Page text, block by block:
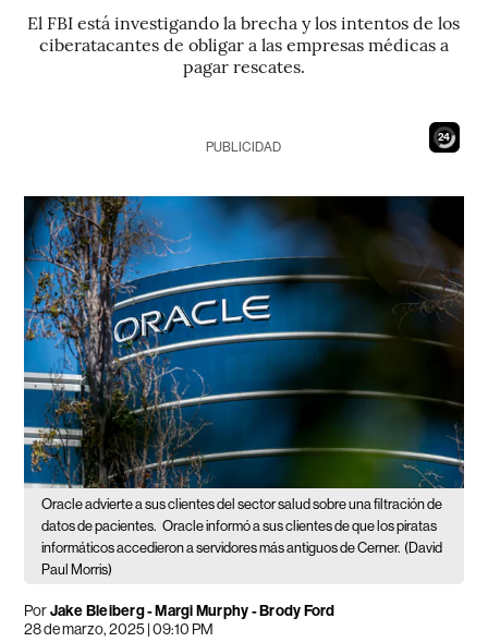
El FBI está investigando la brecha y los intentos de los
ciberatacantes de obligar a las empresas médicas a
pagar rescates.
23
PUBLICIDAD
Oracle advierte a sus clientes del sector salud sobre una filtración de
datos de pacientes. Oracle informó a sus clientes de que los piratas
informáticos accedieron a servidores más antiguos de Cerner. (David
Paul Morris)
PorJake Bleiberg - Margi Murphy - Brody Ford
28 de marzo, 2025 | 09:10 PM